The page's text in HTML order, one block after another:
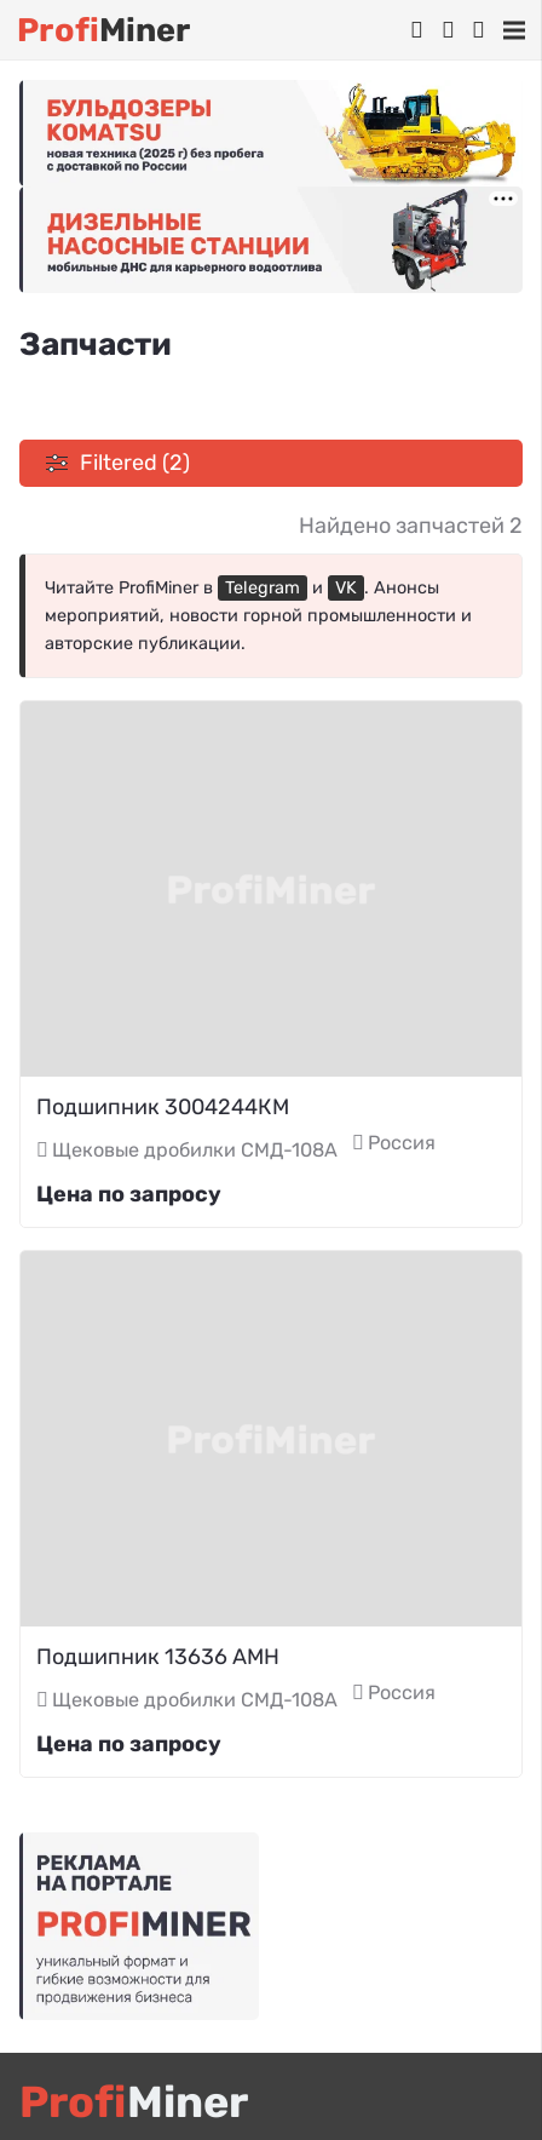
ProfiMiner
Запчасти
Filtered (2)
Найдено запчастей 2
Читайте ProfiMiner в Telegram и VK . Анонсы
мероприятий, новости горной промышленности и
авторские публикации.
Подшипник 3004244КМ
Щековые дробилки СМД-108А Россия
Цена по запросу
Подшипник 13636 АМН
Щековые дробилки СМД-108А Россия
Цена по запросу
ProfiMiner